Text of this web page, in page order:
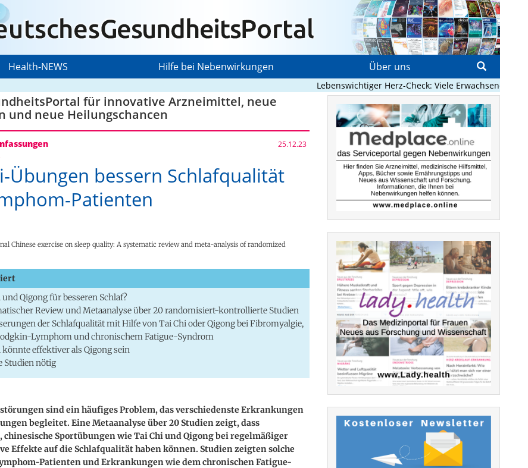
Health-NEWS Hilfe bei Nebenwirkungen Über uns
Lebenswichtiger Herz-Check: Viele Erwachsene mit
für innovative Arzneimittel, neue
und neue Heilungschancen
25.12.23
Übungen bessern Schlafqualität
Patienten
Chinese exercise on sleep quality: A systematic review and meta-analysis of randomized
und Qigong für besseren Schlaf?
Review und Metaanalyse über 20 randomisiert-kontrollierte Studien
der Schlafqualität mit Hilfe von Tai Chi oder Qigong bei Fibromyalgie,
Lymphom und chronischem Fatigue-Syndrom
könnte effektiver als Qigong sein
Studien nötig
sind ein häufiges Problem, das verschiedenste Erkrankungen
begleitet. Eine Metaanalyse über 20 Studien zeigt, dass
Sportübungen wie Tai Chi und Qigong bei regelmäßiger
Effekte auf die Schlafqualität haben können. Studien zeigten solche
Patienten und Erkrankungen wie dem chronischen Fatigue-